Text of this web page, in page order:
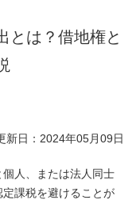
とは？借地権と
新日：2024年05月09日
人、または法人同士
課税を避けることが